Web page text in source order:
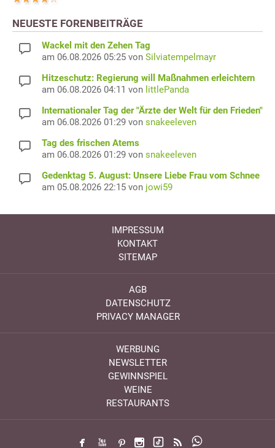
NEUESTE FORENBEITRÄGE
Wackel mit den Zehen Tag
am 06.08.2026 05:25 von Silviatempelmayr
Hitzeschutz: Regierung will Maßnahmen erleichtern
am 06.08.2026 04:11 von littlePanda
Internationaler Tag der "Ärzte der Welt für den Frieden"
am 06.08.2026 01:29 von snakeeleven
Tag des frischen Atems
am 06.08.2026 01:29 von snakeeleven
Gedenktag 5. August: Unsere Liebe Frau vom Schnee
am 05.08.2026 22:15 von jowi59
IMPRESSUM
KONTAKT
SITEMAP
AGB
DATENSCHUTZ
PRIVACY MANAGER
WERBUNG
NEWSLETTER
GEWINNSPIEL
WEINE
RESTAURANTS